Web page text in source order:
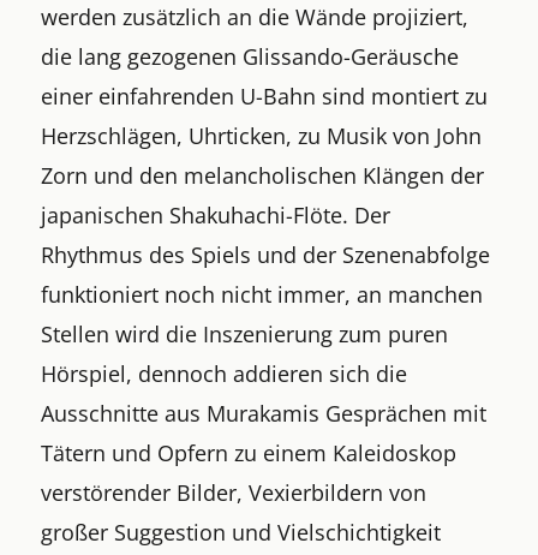
werden zusätzlich an die Wände projiziert,
die lang gezogenen Glissando-Geräusche
einer einfahrenden U-Bahn sind montiert zu
Herzschlägen, Uhrticken, zu Musik von John
Zorn und den melancholischen Klängen der
japanischen Shakuhachi-Flöte. Der
Rhythmus des Spiels und der Szenenabfolge
funktioniert noch nicht immer, an manchen
Stellen wird die Inszenierung zum puren
Hörspiel, dennoch addieren sich die
Ausschnitte aus Murakamis Gesprächen mit
Tätern und Opfern zu einem Kaleidoskop
verstörender Bilder, Vexierbildern von
großer Suggestion und Vielschichtigkeit